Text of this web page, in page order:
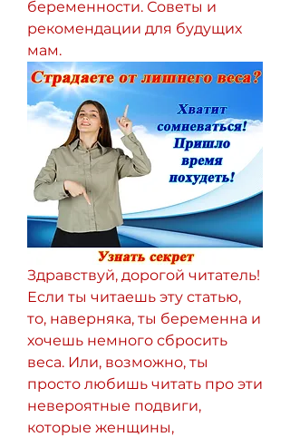
беременности. Советы и
рекомендации для будущих
мам.
Здравствуй, дорогой читатель!
Если ты читаешь эту статью,
то, наверняка, ты беременна и
хочешь немного сбросить
веса. Или, возможно, ты
просто любишь читать про эти
невероятные подвиги,
которые женщины,